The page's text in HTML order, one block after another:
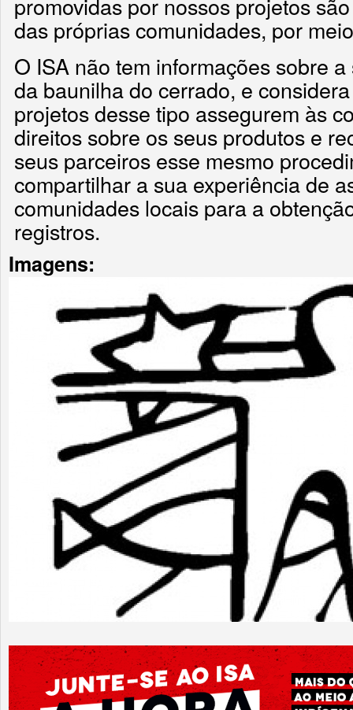
das próprias comunidades, por
O ISA não tem informações sobre
da baunilha do cerrado, e
projetos desse tipo assegurem às
direitos sobre os seus produtos e
seus parceiros esse mesmo
compartilhar a sua experiência de
comunidades locais para a
registros.
Imagens: